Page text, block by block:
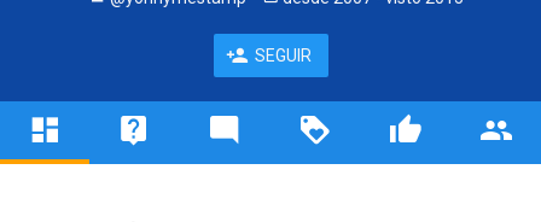
SEGUIR